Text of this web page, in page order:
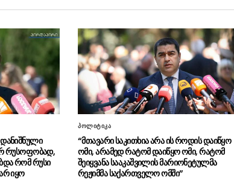
რუსოფობად,
რომ რუსი
იყო
პოლიტიკა
“მთავარი საკითხია არა ის როდის დაიწყო
ომი, არამედ რატომ დაიწყო ომი, რატომ
შეიყვანა სააკაშვილის მარიონეტულმა
რეჟიმმა საქართველო ომში”